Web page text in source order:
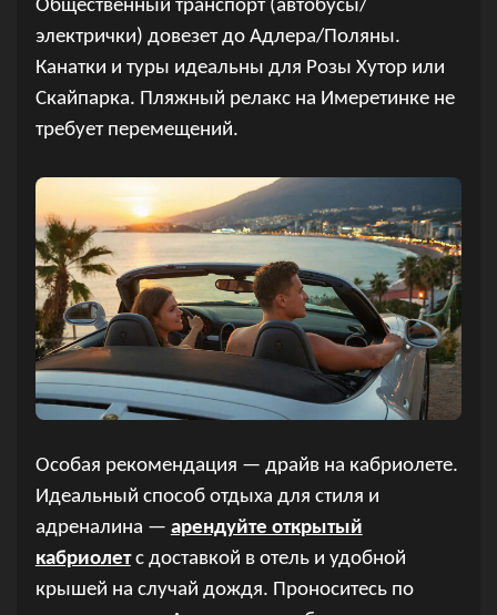
Общественный транспорт (автобусы/
электрички) довезет до Адлера/Поляны.
Канатки и туры идеальны для Розы Хутор или
Скайпарка. Пляжный релакс на Имеретинке не
требует перемещений.
Особая рекомендация — драйв на кабриолете.
Идеальный способ отдыха для стиля и
адреналина — арендуйте открытый
кабриолетс доставкой в отель и удобной
крышей на случай дождя. Проноситесь по